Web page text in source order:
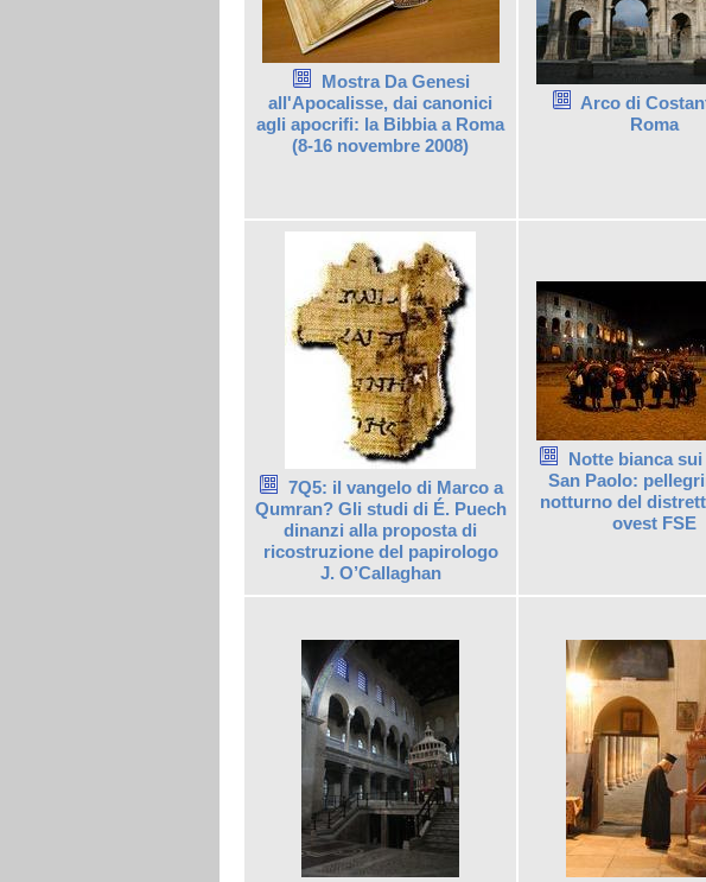
Mostra Da Genesi
all'Apocalisse, dai canonici
agli apocrifi: la Bibbia a Roma
(8-16 novembre 2008)
Arco di
Roma
7Q5: il vangelo di Marco a
Qumran? Gli studi di É. Puech
dinanzi alla proposta di
ricostruzione del papirologo
J. O’Callaghan
Notte bianca
San Paolo:
notturno del
ovest FSE